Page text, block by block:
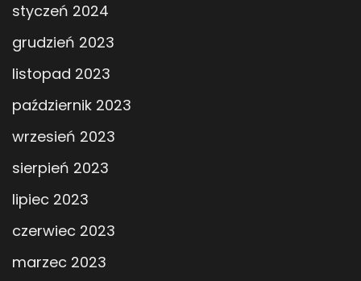
styczeń 2024
grudzień 2023
listopad 2023
październik 2023
wrzesień 2023
sierpień 2023
lipiec 2023
czerwiec 2023
marzec 2023